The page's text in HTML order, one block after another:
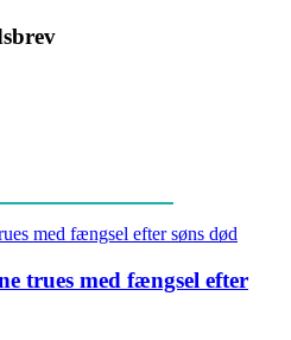
trues med fængsel efter